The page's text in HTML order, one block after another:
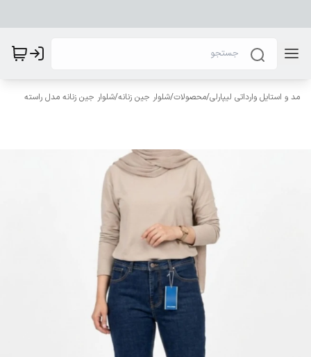
مد و استایل وارداتی لیپارلی/محصولات/شلوار جین زنانه/شلوار جین زنانه مدل راسته